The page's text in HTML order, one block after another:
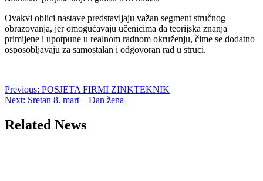
Ovakvi oblici nastave predstavljaju važan segment stručnog
obrazovanja, jer omogućavaju učenicima da teorijska znanja
primijene i upotpune u realnom radnom okruženju, čime se dodatno
osposobljavaju za samostalan i odgovoran rad u struci.
Post
navigation
Previous: POSJETA FIRMI ZINKTEKNIK
Next: Sretan 8. mart – Dan žena
Related News